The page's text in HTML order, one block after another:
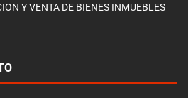
Y VENTA DE BIENES INMUEBLES